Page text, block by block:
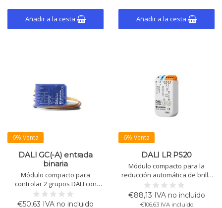
Añadir a la cesta Añadir a la cesta
6% Venta
DALI GC(-A) entrada
binaria
Módulo compacto para
controlar 2 grupos DALI con
interruptores convencionales.
Selección de grupo mediante
€50,63 IVA no incluido
6% Venta
DALI LR PS20
Módulo compacto para la
reducción automática de brillo
con fuente de alimentación
DALI integrada, adecuado para
la instalación en cajas
€88,13 IVA no incluido
€106,63 IVA incluido